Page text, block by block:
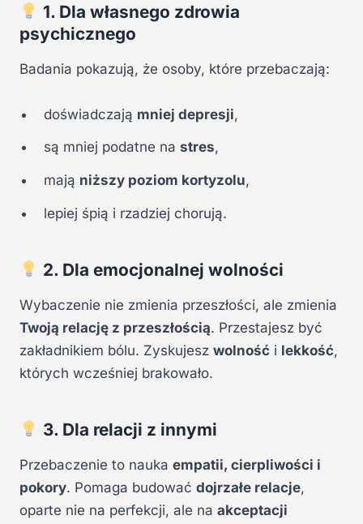
1. Dla własnego zdrowia
psychicznego
Badania pokazują, że osoby, które przebaczają:
doświadczają mniej depresji,
są mniej podatne na stres,
mają niższy poziom kortyzolu,
lepiej śpią i rzadziej chorują.
2. Dla emocjonalnej wolności
Wybaczenie nie zmienia przeszłości, ale zmienia
Twoją relację z przeszłością. Przestajesz być
zakładnikiem bólu. Zyskujesz wolność i lekkość,
których wcześniej brakowało.
3. Dla relacji z innymi
Przebaczenie to nauka empatii, cierpliwości i
pokory. Pomaga budować dojrzałe relacje,
oparte nie na perfekcji, ale na akceptacji